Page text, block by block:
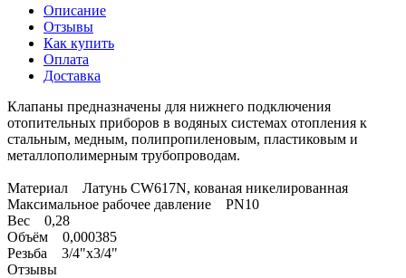
Описание
Отзывы
Как купить
Оплата
Доставка
Клапаны предназначены для нижнего подключения
отопительных приборов в водяных системах отопления к
стальным, медным, полипропиленовым, пластиковым и
металлополимерным трубопроводам.
Материал Латунь CW617N, кованая никелированная
Максимальное рабочее давление PN10
Вес 0,28
Объём 0,000385
Резьба 3/4"x3/4"
Отзывы